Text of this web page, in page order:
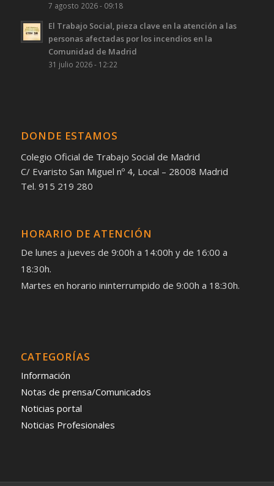
7 agosto 2026 - 09:18
El Trabajo Social, pieza clave en la atención a las
personas afectadas por los incendios en la
Comunidad de Madrid
31 julio 2026 - 12:22
DONDE ESTAMOS
Colegio Oficial de Trabajo Social de Madrid
C/ Evaristo San Miguel nº 4, Local – 28008 Madrid
Tel. 915 219 280
HORARIO DE ATENCIÓN
De lunes a jueves de 9:00h a 14:00h y de 16:00 a
18:30h.
Martes en horario ininterrumpido de 9:00h a 18:30h.
CATEGORÍAS
Información
Notas de prensa/Comunicados
Noticias portal
Noticias Profesionales